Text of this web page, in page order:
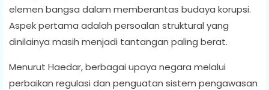
elemen bangsa dalam memberantas budaya korupsi.
Aspek pertama adalah persoalan struktural yang
dinilainya masih menjadi tantangan paling berat.
Menurut Haedar, berbagai upaya negara melalui
perbaikan regulasi dan penguatan sistem pengawasan